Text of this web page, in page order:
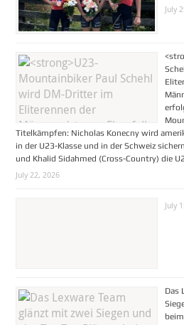
July
Titelkämpfen: Nicholas Konecny wird
in der U23-Klasse und in der Schweiz
und Khalid Sidahmed (Cross-Country) die
July 22, 2026
July
Das